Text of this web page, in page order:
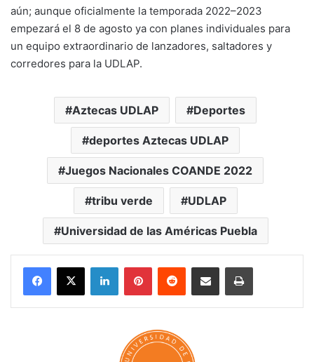
aún; aunque oficialmente la temporada 2022–2023
empezará el 8 de agosto ya con planes individuales para
un equipo extraordinario de lanzadores, saltadores y
corredores para la UDLAP.
Aztecas UDLAP Deportes
deportes Aztecas UDLAP
Juegos Nacionales COANDE 2022
tribu verde UDLAP
Universidad de las Américas Puebla
LinkedInPinterestReddit Share via Email Print